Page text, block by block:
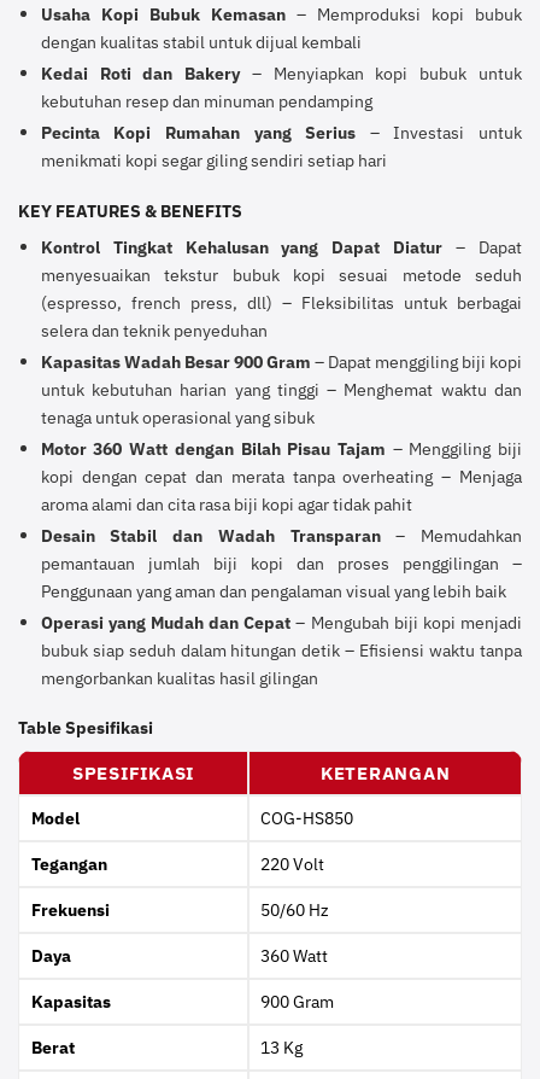
Usaha Kopi Bubuk Kemasan– Memproduksi kopi bubuk
dengan kualitas stabil untuk dijual kembali
Kedai Roti dan Bakery– Menyiapkan kopi bubuk untuk
kebutuhan resep dan minuman pendamping
Pecinta Kopi Rumahan yang Serius – Investasi untuk
menikmati kopi segar giling sendiri setiap hari
KEY FEATURES & BENEFITS
Kontrol Tingkat Kehalusan yang Dapat Diatur – Dapat
menyesuaikan tekstur bubuk kopi sesuai metode seduh
(espresso, french press, dll) – Fleksibilitas untuk berbagai
selera dan teknik penyeduhan
Kapasitas Wadah Besar 900 Gram – Dapat menggiling biji kopi
untuk kebutuhan harian yang tinggi – Menghemat waktu dan
tenaga untuk operasional yang sibuk
Motor 360 Watt dengan Bilah Pisau Tajam – Menggiling biji
kopi dengan cepat dan merata tanpa overheating – Menjaga
aroma alami dan cita rasa biji kopi agar tidak pahit
Desain Stabil dan Wadah Transparan– Memudahkan
pemantauan jumlah biji kopi dan proses penggilingan –
Penggunaan yang aman dan pengalaman visual yang lebih baik
Operasi yang Mudah dan Cepat – Mengubah biji kopi menjadi
bubuk siap seduh dalam hitungan detik – Efisiensi waktu tanpa
mengorbankan kualitas hasil gilingan
Table Spesifikasi
SPESIFIKASI
KETERANGAN
Model COG-HS850
Tegangan 220 Volt
Frekuensi 50/60 Hz
Daya 360 Watt
Kapasitas 900 Gram
Berat 13 Kg